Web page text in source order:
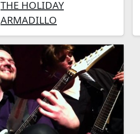
THE HOLIDAY
ARMADILLO